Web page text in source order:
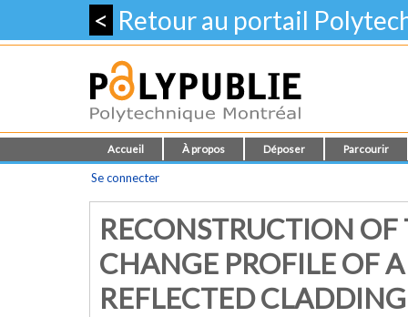
< Retour au portail
Accueil À propos Déposer Parcourir
Se connecter
RECONSTRUCTION
CHANGE PROFILE OF
REFLECTED